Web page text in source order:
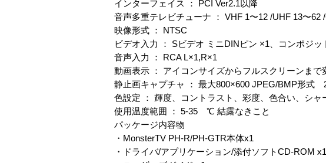
インターフェイス ： PCI Ver2.1以降
音声多重テレビチューナ ： VHF 1〜12 /UHF 13〜62
映像形式 ： NTSC
ビデオ入力 ： Sビデオ ミニDINピン ×1、コンポジッ
音声入力 ： RCA L×1,R×1
動画表示 ： アイコンサイズからフルスクリーンまで
静止画キャプチャ ： 最大800×600 JPEG/BMP形式
色設定 ： 輝度、コントラスト、彩度、色合い、シャ
使用温度範囲 ： 5-35 ℃ 結露なきこと
パッケージ内容物
・MonsterTV PH-R/PH-GTR本体x1
・ドライバ/アプリケーション/添付ソフトCD-ROM x1